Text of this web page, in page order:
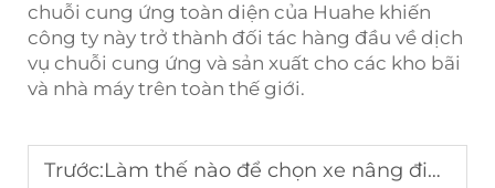
chuỗi cung ứng toàn diện của Huahe khiến
công ty này trở thành đối tác hàng đầu về dịch
vụ chuỗi cung ứng và sản xuất cho các kho bãi
và nhà máy trên toàn thế giới.
Trước:Làm thế nào để chọn xe nâng điện cho hoạt động hậu cần?